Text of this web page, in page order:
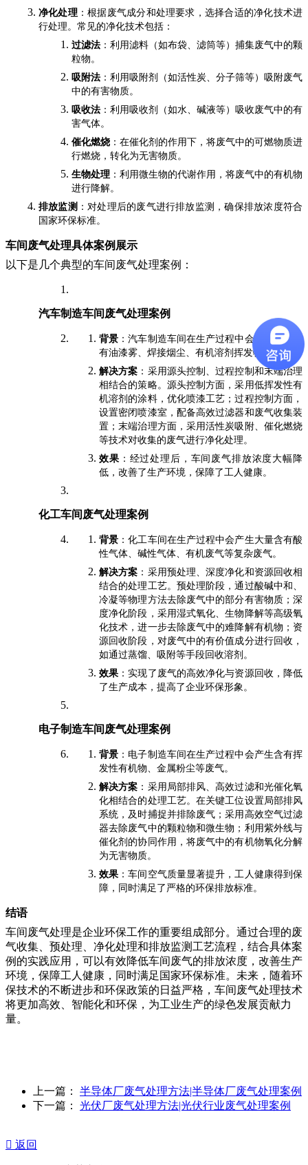
净化处理：根据废气成分和处理要求，选择合适的净化技术进
行处理。常见的净化技术包括：
过滤法 ：利用滤料（如布袋、滤筒等）捕集废气中的颗
粒物。
吸附法 ：利用吸附剂（如活性炭、分子筛等）吸附废气
中的有害物质。
吸收法 ：利用吸收剂（如水、碱液等）吸收废气中的有
害气体。
催化燃烧 ：在催化剂的作用下，将废气中的可燃物质进
行燃烧，转化为无害物质。
生物处理 ：利用微生物的代谢作用，将废气中的有机物
进行降解。
排放监测 ：对处理后的废气进行排放监测，确保排放浓度符合
国家环保标准。
车间废气处理具体案例展示
以下是几个典型的车间废气处理案例：
汽车制造车间废气处理案例
背景 ：汽车制造车间在生产过程中会产生大量含
有油漆雾、焊接烟尘、有机溶剂挥发物等废气。
解决方案 ：采用源头控制、过程控制和末端治理
相结合的策略。源头控制方面，采用低挥发性有
机溶剂的涂料，优化喷漆工艺；过程控制方面，
设置密闭喷漆室，配备高效过滤器和废气收集装
置；末端治理方面，采用活性炭吸附、催化燃烧
等技术对收集的废气进行净化处理。
效果 ：经过处理后，车间废气排放浓度大幅降
低，改善了生产环境，保障了工人健康。
化工车间废气处理案例
背景 ：化工车间在生产过程中会产生大量含有酸
性气体、碱性气体、有机废气等复杂废气。
解决方案 ：采用预处理、深度净化和资源回收相
结合的处理工艺。预处理阶段，通过酸碱中和、
冷凝等物理方法去除废气中的部分有害物质；深
度净化阶段，采用湿式氧化、生物降解等高级氧
化技术，进一步去除废气中的难降解有机物；资
源回收阶段，对废气中的有价值成分进行回收，
如通过蒸馏、吸附等手段回收溶剂。
效果 ：实现了废气的高效净化与资源回收，降低
了生产成本，提高了企业环保形象。
电子制造车间废气处理案例
背景 ：电子制造车间在生产过程中会产生含有挥
发性有机物、金属粉尘等废气。
解决方案 ：采用局部排风、高效过滤和光催化氧
化相结合的处理工艺。在关键工位设置局部排风
系统，及时捕捉并排除废气；采用高效空气过滤
器去除废气中的颗粒物和微生物；利用紫外线与
催化剂的协同作用，将废气中的有机物氧化分解
为无害物质。
效果 ：车间空气质量显著提升，工人健康得到保
障，同时满足了严格的环保排放标准。
结语
车间废气处理是企业环保工作的重要组成部分。通过合理的废
气收集、预处理、净化处理和排放监测工艺流程，结合具体案
例的实践应用，可以有效降低车间废气的排放浓度，改善生产
环境，保障工人健康，同时满足国家环保标准。未来，随着环
保技术的不断进步和环保政策的日益严格，车间废气处理技术
将更加高效、智能化和环保，为工业生产的绿色发展贡献力
量。
上一篇： 半导体厂废气处理方法|半导体厂废气处理案例
下一篇： 光伏厂废气处理方法|光伏行业废气处理案例
 返回